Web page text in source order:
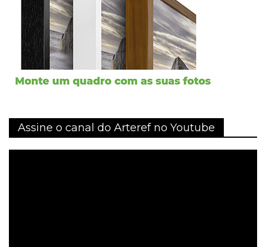
Assine o canal do Arteref no Youtube